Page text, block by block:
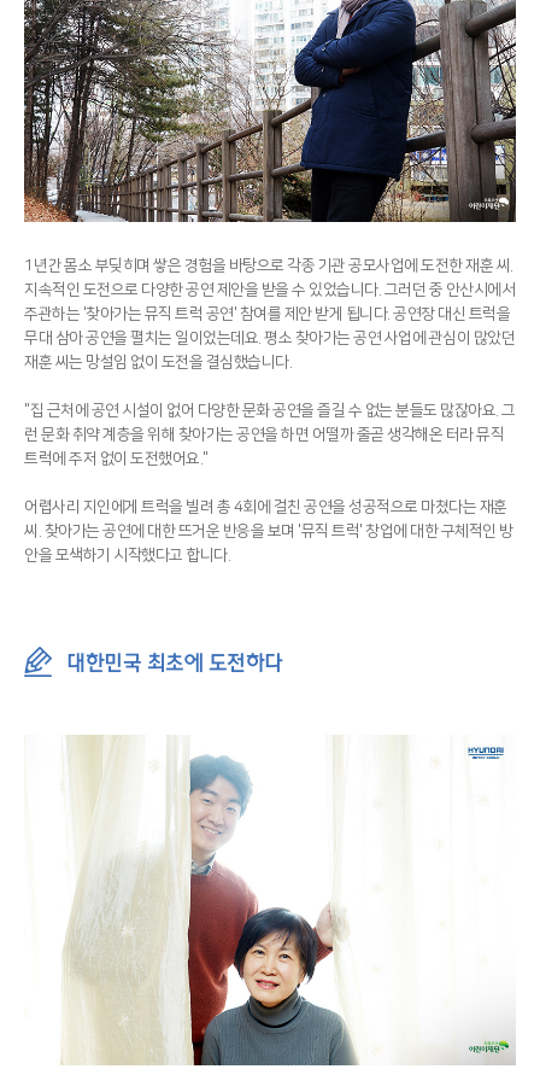
1년간 몸소 부딪히며 쌓은 경험을 바탕으로 각종 기관 공모사업에 도전한 재훈 씨.
지속적인 도전으로 다양한 공연 제안을 받을 수 있었습니다. 그러던 중 안산시에서
주관하는 '찾아가는 뮤직 트럭 공연' 참여를 제안 받게 됩니다. 공연장 대신 트럭을
무대 삼아 공연을 펼치는 일이었는데요. 평소 찾아가는 공연 사업에 관심이 많았던
재훈 씨는 망설임 없이 도전을 결심했습니다.
"집 근처에 공연 시설이 없어 다양한 문화 공연을 즐길 수 없는 분들도 많잖아요. 그
런 문화 취약 계층을 위해 찾아가는 공연을 하면 어떨까 줄곧 생각해온 터라 뮤직
트럭에 주저 없이 도전했어요."
어렵사리 지인에게 트럭을 빌려 총 4회에 걸친 공연을 성공적으로 마쳤다는 재훈
씨. 찾아가는 공연에 대한 뜨거운 반응을 보며 '뮤직 트럭' 창업에 대한 구체적인 방
안을 모색하기 시작했다고 합니다.
대한민국 최초에 도전하다